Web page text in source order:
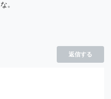
。
返信する